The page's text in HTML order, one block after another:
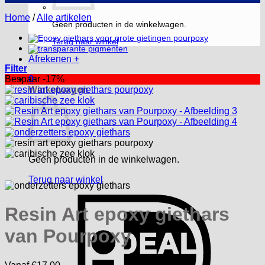
Geen producten in de winkelwagen.
Terug naar winkel
Afrekenen +
0
Winkelwagen
Geen producten in de winkelwagen.
Terug naar winkel
Home /Alle artikelen
Filter
Bespaar -17%
Resin Art epoxy giethars
van Pourpoxy